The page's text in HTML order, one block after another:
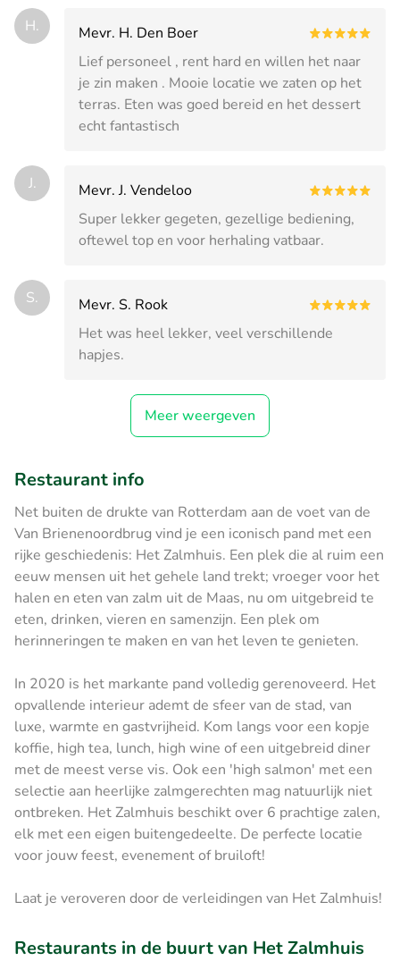
H.
Mevr. H. Den Boer
Lief personeel , rent hard en willen het naar
je zin maken . Mooie locatie we zaten op het
terras. Eten was goed bereid en het dessert
echt fantastisch
J.
Mevr. J. Vendeloo
Super lekker gegeten, gezellige bediening,
oftewel top en voor herhaling vatbaar.
S.
Mevr. S. Rook
Het was heel lekker, veel verschillende
hapjes.
Meer weergeven
Restaurant info
Net buiten de drukte van Rotterdam aan de voet van de
Van Brienenoordbrug vind je een iconisch pand met een
rijke geschiedenis: Het Zalmhuis. Een plek die al ruim een
eeuw mensen uit het gehele land trekt; vroeger voor het
halen en eten van zalm uit de Maas, nu om uitgebreid te
eten, drinken, vieren en samenzijn. Een plek om
herinneringen te maken en van het leven te genieten.
In 2020 is het markante pand volledig gerenoveerd. Het
opvallende interieur ademt de sfeer van de stad, van
luxe, warmte en gastvrijheid. Kom langs voor een kopje
koffie, high tea, lunch, high wine of een uitgebreid diner
met de meest verse vis. Ook een 'high salmon' met een
selectie aan heerlijke zalmgerechten mag natuurlijk niet
ontbreken. Het Zalmhuis beschikt over 6 prachtige zalen,
elk met een eigen buitengedeelte. De perfecte locatie
voor jouw feest, evenement of bruiloft!
Laat je veroveren door de verleidingen van Het Zalmhuis!
Restaurants in de buurt van Het Zalmhuis